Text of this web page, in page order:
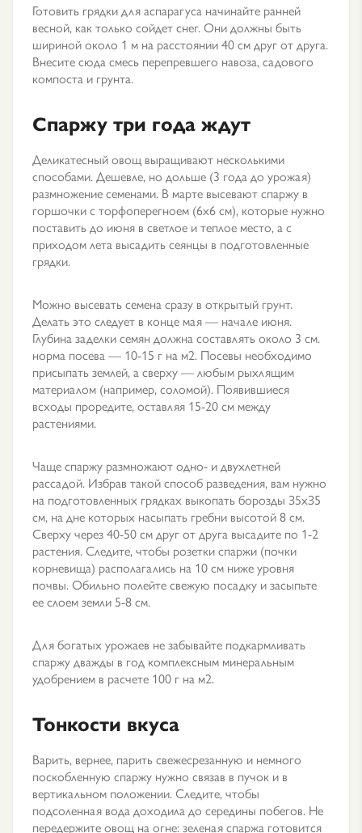
Готовить грядки для аспарагуса начинайте ранней
весной, как только сойдет снег. Они должны быть
шириной около 1 м на расстоянии 40 см друг от друга.
Внесите сюда смесь перепревшего навоза, садового
компоста и грунта.
Спаржу три года ждут
Деликатесный овощ выращивают несколькими
способами. Дешевле, но дольше (3 года до урожая)
размножение семенами. В марте высевают спаржу в
горшочки с торфоперегноем (6х6 см), которые нужно
поставить до июня в светлое и теплое место, а с
приходом лета высадить сеянцы в подготовленные
грядки.
Можно высевать семена сразу в открытый грунт.
Делать это следует в конце мая — начале июня.
Глубина заделки семян должна составлять около 3 см.
норма посева — 10-15 г на м2. Посевы необходимо
присыпать землей, а сверху — любым рыхлящим
материалом (например, соломой). Появившиеся
всходы проредите, оставляя 15-20 см между
растениями.
Чаще спаржу размножают одно- и двухлетней
рассадой. Избрав такой способ разведения, вам нужно
на подготовленных грядках выкопать борозды З5хЗ5
см, на дне которых насыпать гребни высотой 8 см.
Сверху через 40-50 см друг от друга высадите по 1-2
растения. Следите, чтобы розетки спаржи (почки
корневища) располагались на 10 см ниже уровня
почвы. Обильно полейте свежую посадку и засыпьте
ее слоем земли 5-8 см.
Для богатых урожаев не забывайте подкармливать
спаржу дважды в год комплексным минеральным
удобрением в расчете 100 г на м2.
Тонкости вкуса
Варить, вернее, парить свежесрезанную и немного
поскобленную спаржу нужно связав в пучок и в
вертикальном положении. Следите, чтобы
подсоленная вода доходила до середины побегов. Не
передержите овощ на огне: зеленая спаржа готовится